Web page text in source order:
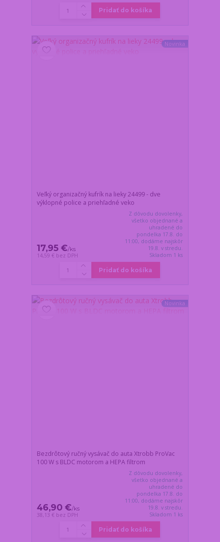
Pridať do košíka
Novinka
Veľký organizačný kufrík na lieky 24499 - dve
výklopné police a priehľadné veko
17,95 €/ks
14,59 € bez DPH
Z dôvodu dovolenky,
všetko objednané a
uhradené do
pondelka 17.8. do
11:00, dodáme najskôr
19.8. v stredu.
Skladom 1 ks
Pridať do košíka
Novinka
Bezdrôtový ručný vysávač do auta Xtrobb ProVac
100 W s BLDC motorom a HEPA filtrom
46,90 €/ks
38,13 € bez DPH
Z dôvodu dovolenky,
všetko objednané a
uhradené do
pondelka 17.8. do
11:00, dodáme najskôr
19.8. v stredu.
Skladom 1 ks
Pridať do košíka